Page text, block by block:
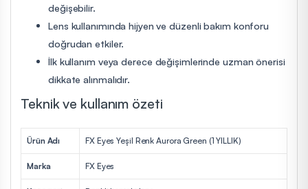
değişebilir.
Lens kullanımında hijyen ve düzenli bakım konforu
doğrudan etkiler.
İlk kullanım veya derece değişimlerinde uzman önerisi
dikkate alınmalıdır.
Teknik ve kullanım özeti
Ürün Adı FX Eyes Yeşil Renk Aurora Green (1 YILLIK)
Marka FX Eyes